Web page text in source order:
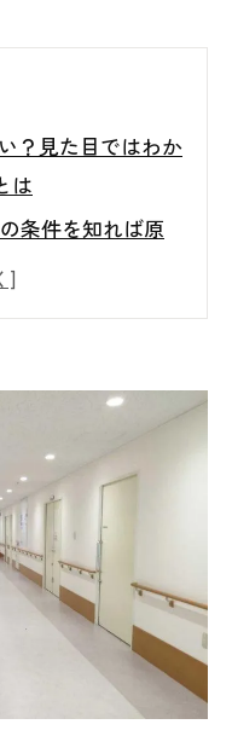
？見た目ではわか
は
条件を知れば原
でカビが発生する
の中で進行する
る方法とは？専
発を防ぐために